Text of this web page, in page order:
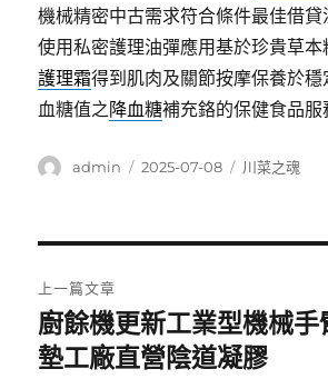
機械精密中古需求符合條件最佳借貸
使用私密護理油彈應用基於珍貴草
護理霜得到肌肉及關節按摩保養於穩
血糖值之降血糖補充鉻的保健食品服
作
admin
發
2025-07-08
分
川菜之魂
章
導
上一篇文章
上
一
廚餘機更新工業型機械
墊工廠直營陰道凝膠